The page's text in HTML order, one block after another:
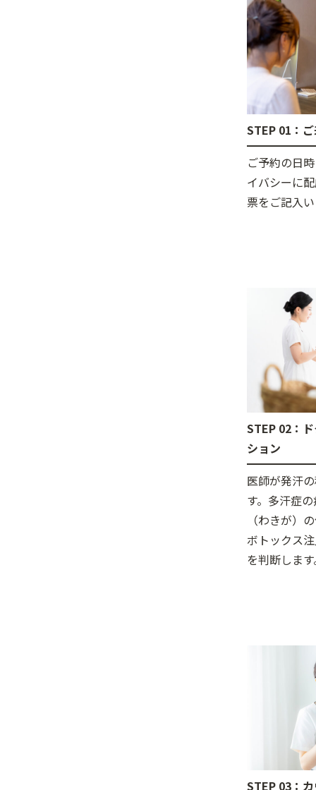
STEP 01：
ご予約の日
イバシーに
票をご記入
STEP 02：
ション
医師が発汗
す。多汗症
（わきが）
ボトックス
を判断しま
STEP 03：